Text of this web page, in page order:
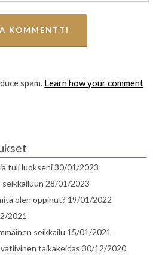
spam. Learn how your comment
tuli luokseni30/01/2023
seikkailuun 28/01/2023
olen oppinut? 19/01/2022
2021
seikkailu 15/01/2021
taikakeidas 30/12/2020